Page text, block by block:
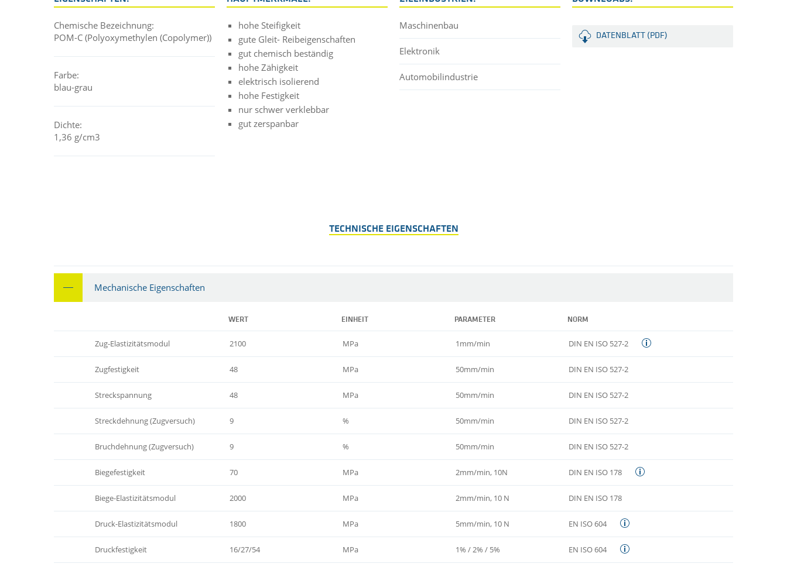
Chemische Bezeichnung:
POM-C (Polyoxymethylen (Copolymer))
Farbe:
blau-grau
Dichte:
1,36 g/cm3
hohe Steifigkeit
gute Gleit- Reibeigenschaften
gut chemisch beständig
hohe Zähigkeit
elektrisch isolierend
hohe Festigkeit
nur schwer verklebbar
gut zerspanbar
Maschinenbau
Elektronik
Automobilindustrie
DATENBLATT (PDF)
TECHNISCHE EIGENSCHAFTEN
Mechanische Eigenschaften
WERT EINHEIT PARAMETER NORM
Zug-Elastizitätsmodul 2100 MPa 1mm/min DIN EN ISO 527-2
Zugfestigkeit 48 MPa 50mm/min DIN EN ISO 527-2
Streckspannung 48 MPa 50mm/min DIN EN ISO 527-2
Streckdehnung (Zugversuch) 9 % 50mm/min DIN EN ISO 527-2
Bruchdehnung (Zugversuch) 9 % 50mm/min DIN EN ISO 527-2
Biegefestigkeit 70 MPa 2mm/min, 10N DIN EN ISO 178
Biege-Elastizitätsmodul 2000 MPa 2mm/min, 10 N DIN EN ISO 178
Druck-Elastizitätsmodul 1800 MPa 5mm/min, 10 N EN ISO 604
Druckfestigkeit 16/27/54 MPa 1% / 2% / 5% EN ISO 604